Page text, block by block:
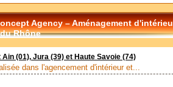
Agency – Aménagement
Rhône
(01), Jura (39) et Haute Savoie (74)
dans l'agencement d'intérieur et...